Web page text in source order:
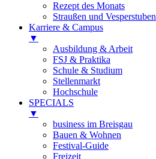
Rezept des Monats
Straußen und Vesperstuben
Karriere & Campus
▼
Ausbildung & Arbeit
FSJ & Praktika
Schule & Studium
Stellenmarkt
Hochschule
SPECIALS
▼
business im Breisgau
Bauen & Wohnen
Festival-Guide
Freizeit